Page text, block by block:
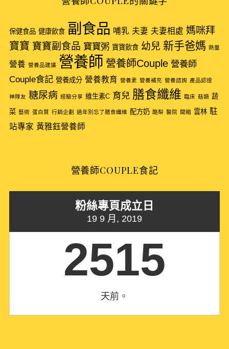
保健食品 健康飲食 副食品 哺乳 夫妻 夫妻相處 媽咪拜
寶寶 寶寶副食品 寶寶粥 寶寶飲食 幼兒 新手爸媽 熱量
營養 營養品建議 營養師 營養師Couple 營養師
Couple食記 營養成分 營養教育 營養素 營養補充 營養諮詢 產品認證
神隊友 糖尿病 經驗分享 維生素C 育兒 膳食纖維 臨床 菇類 蔬
菜 藝術 蛋白質 行銷企劃 過年別忘了膳食纖維 配方奶 酪梨 醫院 開箱 雲林 駐
站專家 黃雅鈺營養師
營養師COUPLE食記
粉絲專頁成立日
19 9 月, 2019
2515
天前。
c
h
o
r
: